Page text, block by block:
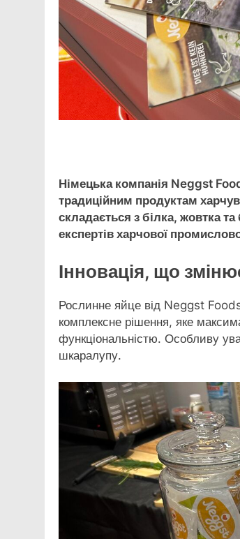
Німецька компанія Neggst
традиційним продуктам
складається з білка, жовтка
експертів харчової
Інновація, що
Рослинне яйце від Neggst
комплексне рішення, яке
функціональністю. Особливу
шкаралупу.